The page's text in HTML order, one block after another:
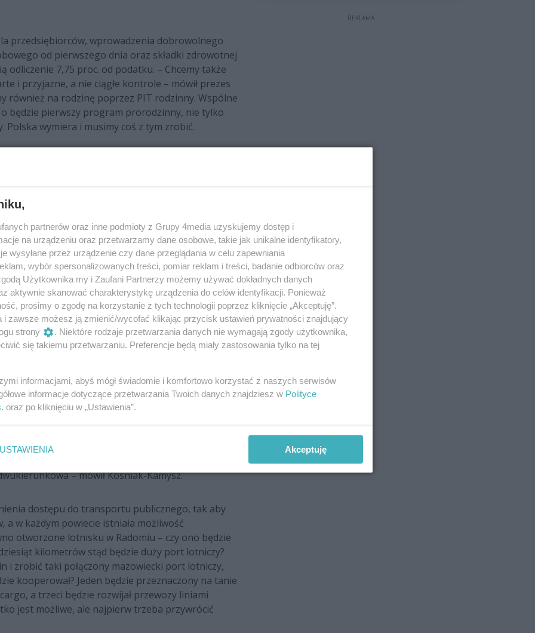
przedsiębiorców, wprowadzenia dobrowolnego
od pierwszego dnia oraz składki zdrowotnej
odliczenie 7,75 proc. od podatku. – Chcemy także
i przyjazne, a nie ciągłe kontrole – mówił prezes
również na rodzinę poprzez PIT rodzinny. Wspólne
będzie pierwszy program prorodzinny, nie tylko
Polska wymiera i musimy coś z tym zrobić.
jest skrócenie czasu oczekiwania na wizyty u
PKB na ochronę zdrowia i żebyśmy mogli
nie, żeby za pieniądze ze składki zdrowotnej,
węgiel z Kolumbii. Pieniądze na zdrowie mają iść
potrzebująca – mówił Kosniak-Kamysz. – Jeżeli
zdrowia w ciągu 60 dni, to będzie mógł
leczenia. To jest nasza obietnica, to jest jedna z
z kolejkami do lekarzy specjalistów.
Kosiniak-Kamysz, często to kobiety mają na
dzieci oraz opieką nad starszymi
życia – mówił prezes PSL – Chcemy pomagać
z życiem rodzinnym.
rolnych i spożywczych z Ukrainy.
żywność o najwyższej jakości to ta
jeden z podstawowych czynników dobrostanu,
psychiczny i społeczny. Na ten pierwszy składa
tego co jemy i na to musimy położyć wielki
napływowi zboża i innych produktów rolno-
drugiemu człowiekowi i Polacy to dobrze
jakiejkolwiek nowej oligarchii na Ukrainie i na
– mówił Kosniak-Kamysz.
dostępu do transportu publicznego, tak aby
a w każdym powiecie istniała możliwość
otworzone lotnisku w Radomiu – czy ono będzie
kilometrów stąd będzie duży port lotniczy?
i zrobić taki połączony mazowiecki port lotniczy,
kooperował? Jeden będzie przeznaczony na tanie
a trzeci będzie rozwijał przewozy liniami
jest możliwe, ale najpierw trzeba przywrócić
REKLAMA
partnerów oraz inne podmioty z Grupy 4media uzyskujemy dostęp i
na urządzeniu oraz przetwarzamy dane osobowe, takie jak unikalne identyfikatory,
wysyłane przez urządzenie czy dane przeglądania w celu zapewniania
wybór spersonalizowanych treści, pomiar reklam i treści, badanie odbiorców oraz
Użytkownika my i Zaufani Partnerzy możemy używać dokładnych danych
aktywnie skanować charakterystykę urządzenia do celów identyfikacji. Ponieważ
prosimy o zgodę na korzystanie z tych technologii poprzez kliknięcie „Akceptuję”.
i zawsze możesz ją zmienić/wycofać klikając przycisk ustawień prywatności znajdujący
strony
. Niektóre rodzaje przetwarzania danych nie wymagają zgody użytkownika,
się takiemu przetwarzaniu. Preferencje będą miały zastosowania tylko na tej
informacjami, abyś mógł świadomie i komfortowo korzystać z naszych serwisów
informacje dotyczące przetwarzania Twoich danych znajdziesz w Polityce
. oraz po kliknięciu w „Ustawienia”.
USTAWIENIA Akceptuję